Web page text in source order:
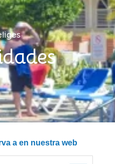
a en nuestra web